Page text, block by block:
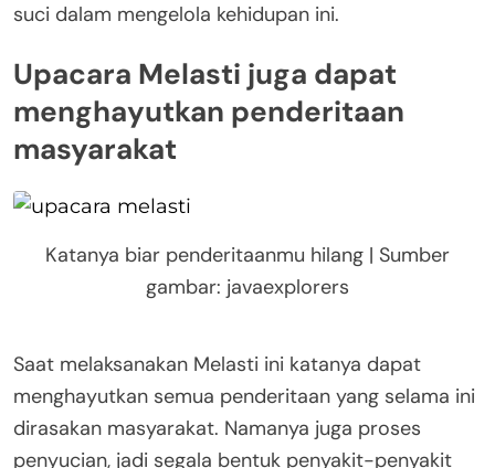
suci dalam mengelola kehidupan ini.
Upacara Melasti juga dapat
menghayutkan penderitaan
masyarakat
Katanya biar penderitaanmu hilang | Sumber
gambar: javaexplorers
Saat melaksanakan Melasti ini katanya dapat
menghayutkan semua penderitaan yang selama ini
dirasakan masyarakat. Namanya juga proses
penyucian, jadi segala bentuk penyakit-penyakit